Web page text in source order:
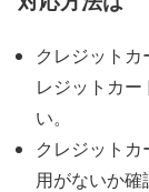
クレジット
レジットカ
い。
クレジット
用がないか確